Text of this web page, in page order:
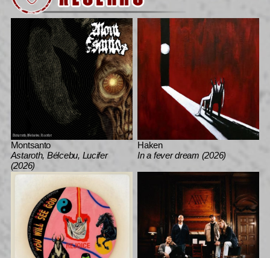
Montsanto
Astaroth, Bélcebu, Lucifer
(2026)
Haken
In a fever dream (2026)